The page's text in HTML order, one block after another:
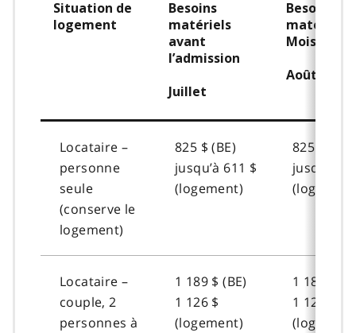
Situation de
logement
Besoins
matériels
avant
l’admission
Juillet
Besoins
matériels
Mois 1 à 3
Août –
Locataire –
personne
seule
(conserve le
logement)
825 $ (BE)
jusqu’à 611 $
(logement)
825 $ (BE)
jusqu’à
Locataire –
couple, 2
personnes à
1 189 $ (BE)
1 126 $
(logement)
1 189 $
1 126 $